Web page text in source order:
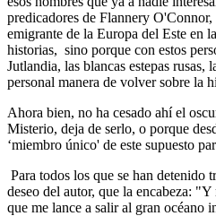
predicadores de Flannery
emigrante de la Europa del Este en
historias, sino porque con estos
Jutlandia, las blancas estepas
personal manera de volver sobre la
Ahora bien, no ha cesado ahí el
Misterio, deja de serlo, o porque
‘miembro único' de este supuesto
Para todos los que se han detenido
deseo del autor, que la encabeza:
que me lance a salir al gran océano